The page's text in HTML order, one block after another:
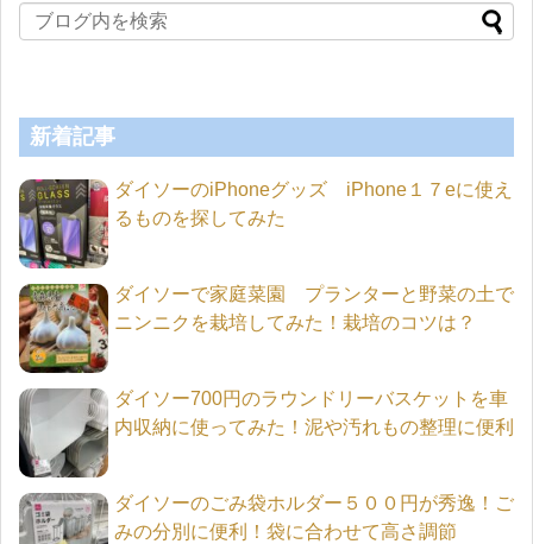
新着記事
ダイソーのiPhoneグッズ iPhone１７eに使え
るものを探してみた
ダイソーで家庭菜園 プランターと野菜の土で
ニンニクを栽培してみた！栽培のコツは？
ダイソー700円のラウンドリーバスケットを車
内収納に使ってみた！泥や汚れもの整理に便利
ダイソーのごみ袋ホルダー５００円が秀逸！ご
みの分別に便利！袋に合わせて高さ調節